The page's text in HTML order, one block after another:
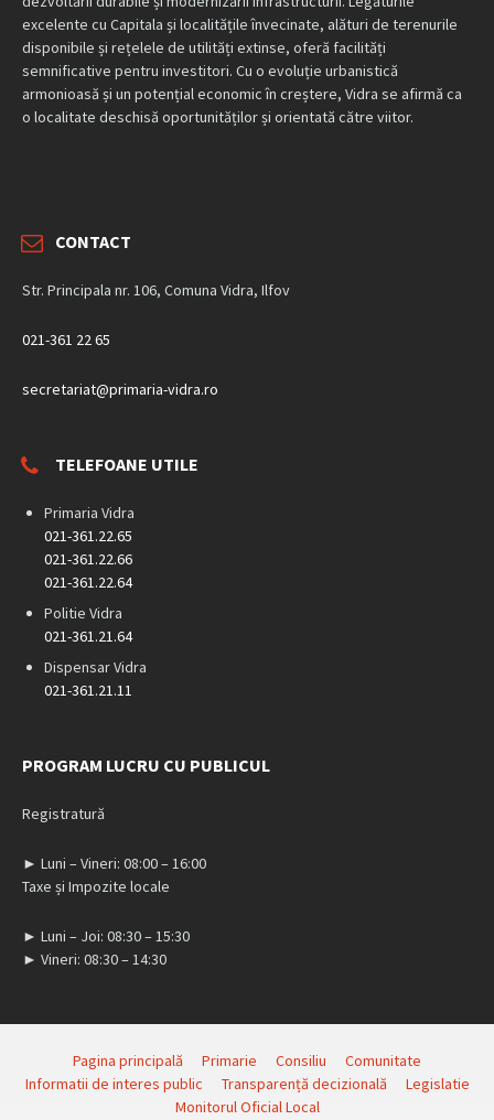
excelente cu Capitala și localitățile învecinate, alături de terenurile
disponibile și rețelele de utilități extinse, oferă facilități
semnificative pentru investitori. Cu o evoluție urbanistică
armonioasă și un potențial economic în creștere, Vidra se afirmă ca
o localitate deschisă oportunităților și orientată către viitor.
CONTACT
Str. Principala nr. 106, Comuna Vidra, Ilfov
021-361 22 65
secretariat@primaria-vidra.ro
TELEFOANE UTILE
Primaria Vidra
021-361.22.65
021-361.22.66
021-361.22.64
Politie Vidra
021-361.21.64
Dispensar Vidra
021-361.21.11
PROGRAM LUCRU CU PUBLICUL
Registratură
► Luni – Vineri: 08:00 – 16:00
Taxe și Impozite locale
► Luni – Joi: 08:30 – 15:30
► Vineri: 08:30 – 14:30
Pagina principală Primarie Consiliu
Comunitate
Informatii de interes public
Transparență decizională
Legislatie
Monitorul Oficial Local